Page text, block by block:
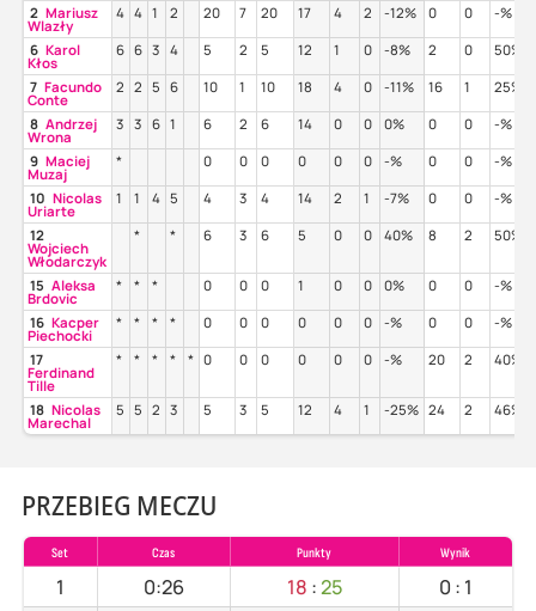
2 Mariusz
Wlazły
4 4 1 2 20 7 20 17 4 2 -12% 0 0 -%
6 Karol
Kłos
6 6 3 4 5 2 5 12 1 0 -8% 2 0 50%
7 Facundo
Conte
2 2 5 6 10 1 10 18 4 0 -11% 16 1 25%
8 Andrzej
Wrona
3 3 6 1 6 2 6 14 0 0 0% 0 0 -%
9 Maciej
Muzaj
* 0 0 0 0 0 0 -% 0 0 -%
10 Nicolas
Uriarte
1 1 4 5 4 3 4 14 2 1 -7% 0 0 -%
12
Wojciech
Włodarczyk
* * 6 3 6 5 0 0 40% 8 2 50%
15 Aleksa
Brdovic
* * * 0 0 0 1 0 0 0% 0 0 -%
16 Kacper
Piechocki
* * * * 0 0 0 0 0 0 -% 0 0 -%
17
Ferdinand
Tille
* * * * * 0 0 0 0 0 0 -% 20 2 40%
18 Nicolas
Marechal
5 5 2 3 5 3 5 12 4 1 -25% 24 2 46%
PRZEBIEG MECZU
Set Czas Punkty Wynik
1 0:26 18 :25 0 : 1